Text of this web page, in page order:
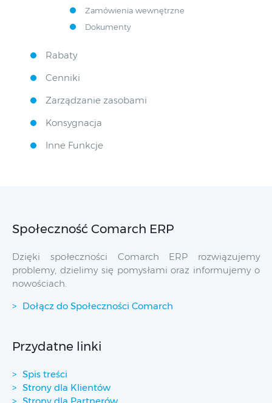
Zamówienia wewnętrzne
Dokumenty
Rabaty
Cenniki
Zarządzanie zasobami
Konsygnacja
Inne Funkcje
Społeczność Comarch ERP
Dzięki społeczności Comarch ERP rozwiązujemy
problemy, dzielimy się pomysłami oraz informujemy o
nowościach.
Dołącz do Społeczności Comarch
Przydatne linki
Spis treści
Strony dla Klientów